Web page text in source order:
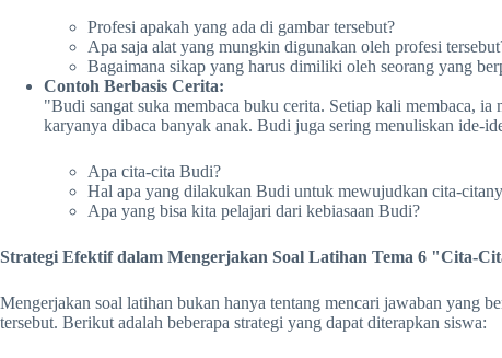
Profesi apakah yang ada di gambar tersebut?
Apa saja alat yang mungkin digunakan oleh profesi
Bagaimana sikap yang harus dimiliki oleh seorang yang
Contoh Berbasis Cerita:
"Budi sangat suka membaca buku cerita. Setiap kali membaca,
karyanya dibaca banyak anak. Budi juga sering menuliskan ide-
Apa cita-cita Budi?
Hal apa yang dilakukan Budi untuk mewujudkan cita-
Apa yang bisa kita pelajari dari kebiasaan Budi?
Strategi Efektif dalam Mengerjakan Soal Latihan Tema 6 "Cita-
Mengerjakan soal latihan bukan hanya tentang mencari jawaban yang
tersebut. Berikut adalah beberapa strategi yang dapat diterapkan siswa: